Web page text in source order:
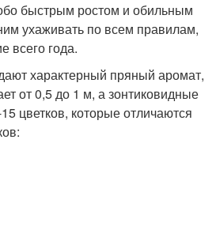
быстрым ростом и обильным
ухаживать по всем правилам,
всего года.
характерный пряный аромат,
от 0,5 до 1 м, а зонтиковидные
цветков, которые отличаются